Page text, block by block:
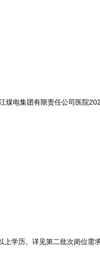
煤电集团有限责任公司医院
学历。详见第二批次岗位需